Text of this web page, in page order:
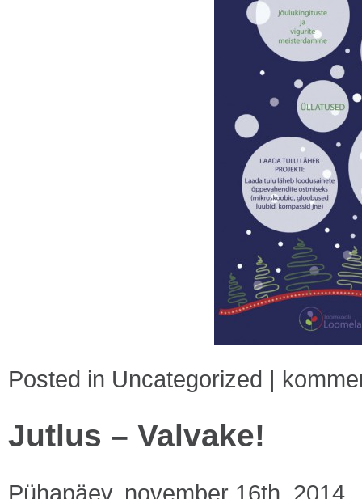
Posted in Uncategorized |
Jutlus – Valvake!
Pühapäev, november 16th, 2014